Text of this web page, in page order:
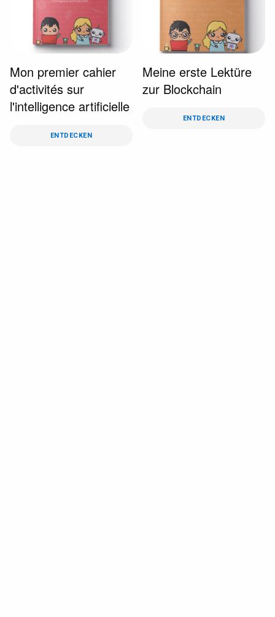
Mon premier cahier
d'activités sur
l'intelligence artificielle
ENTDECKEN
Meine erste Lektüre
zur Blockchain
ENTDECKEN